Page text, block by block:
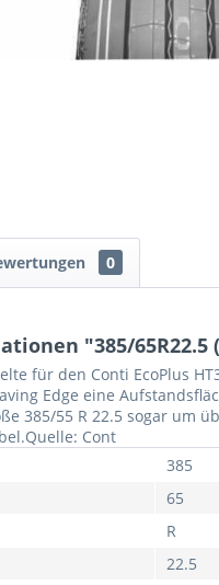
0
"385/65R22.5
für den Conti EcoPlus
Edge eine
385/55 R 22.5 sogar um
Cont
385
65
R
22.5